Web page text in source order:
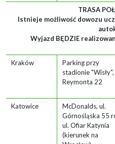
TRASA
Istnieje możliwość dowozu
Wyjazd BĘDZIE
Kraków
Parking przy
stadionie "Wisły",
Reymonta 22
Katowice
McDonalds, ul.
Górnośląska 55
ul. Ofiar Katynia
(kierunek na